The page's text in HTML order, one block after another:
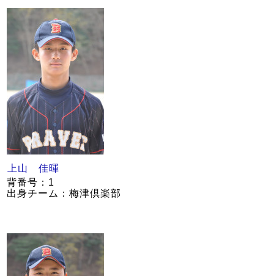
上山 佳暉
背番号：1
出身チーム：梅津倶楽部